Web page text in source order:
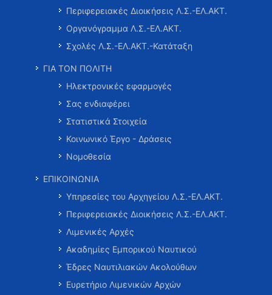
Περιφερειακές Διοικήσεις Λ.Σ.-ΕΛ.ΑΚΤ.
Οργανόγραμμα Λ.Σ.-ΕΛ.ΑΚΤ.
Σχολές Λ.Σ.-ΕΛ.ΑΚΤ.-Κατάταξη
ΓΙΑ ΤΟΝ ΠΟΛΙΤΗ
Ηλεκτρονικές εφαρμογές
Σας ενδιαφέρει
Στατιστικά Στοιχεία
Κοινωνικό Έργο - Δράσεις
Νομοθεσία
ΕΠΙΚΟΙΝΩΝΙΑ
Υπηρεσίες του Αρχηγείου Λ.Σ.-ΕΛ.ΑΚΤ.
Περιφερειακές Διοικήσεις Λ.Σ.-ΕΛ.ΑΚΤ.
Λιμενικές Αρχές
Ακαδημίες Εμπορικού Ναυτικού
Έδρες Ναυτιλιακών Ακολούθων
Ευρετήριο Λιμενικών Αρχών